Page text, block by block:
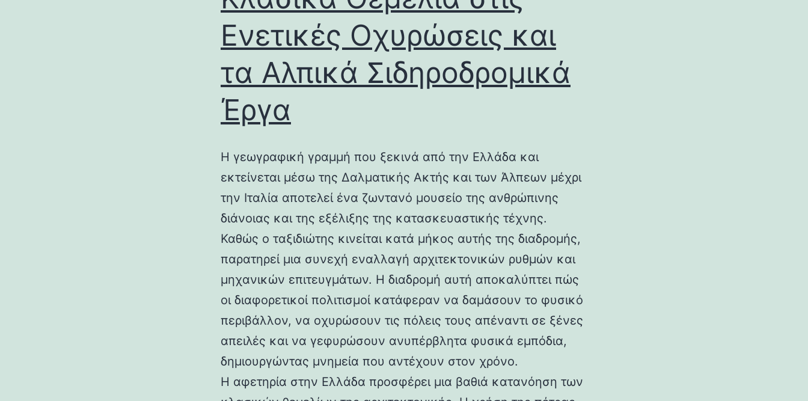
Ενετικές Οχυρώσεις και
τα Αλπικά Σιδηροδρομικά
Έργα
Η γεωγραφική γραμμή που ξεκινά από την Ελλάδα και
εκτείνεται μέσω της Δαλματικής Ακτής και των Άλπεων μέχρι
την Ιταλία αποτελεί ένα ζωντανό μουσείο της ανθρώπινης
διάνοιας και της εξέλιξης της κατασκευαστικής τέχνης.
Καθώς ο ταξιδιώτης κινείται κατά μήκος αυτής της διαδρομής,
παρατηρεί μια συνεχή εναλλαγή αρχιτεκτονικών ρυθμών και
μηχανικών επιτευγμάτων. Η διαδρομή αυτή αποκαλύπτει πώς
οι διαφορετικοί πολιτισμοί κατάφεραν να δαμάσουν το φυσικό
περιβάλλον, να οχυρώσουν τις πόλεις τους απέναντι σε ξένες
απειλές και να γεφυρώσουν ανυπέρβλητα φυσικά εμπόδια,
δημιουργώντας μνημεία που αντέχουν στον χρόνο.
Η αφετηρία στην Ελλάδα προσφέρει μια βαθιά κατανόηση των